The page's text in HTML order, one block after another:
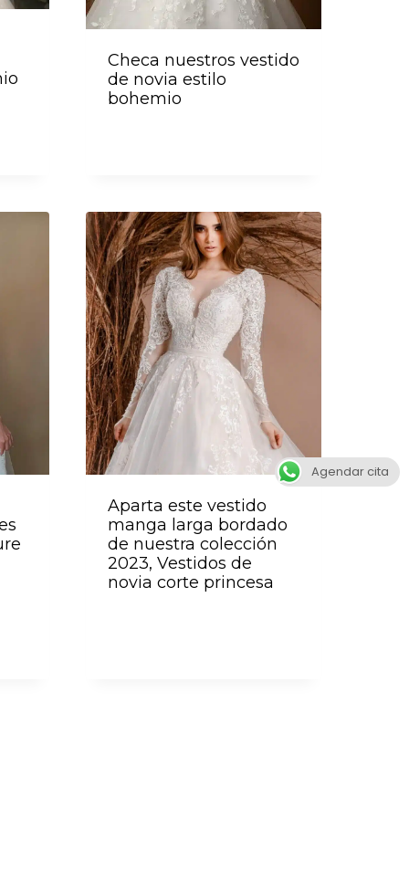
Checa nuestros vestido
de novia estilo
bohemio
Aparta este vestido
manga larga bordado
de nuestra colección
2023, Vestidos de
novia corte princesa
Agendar cita